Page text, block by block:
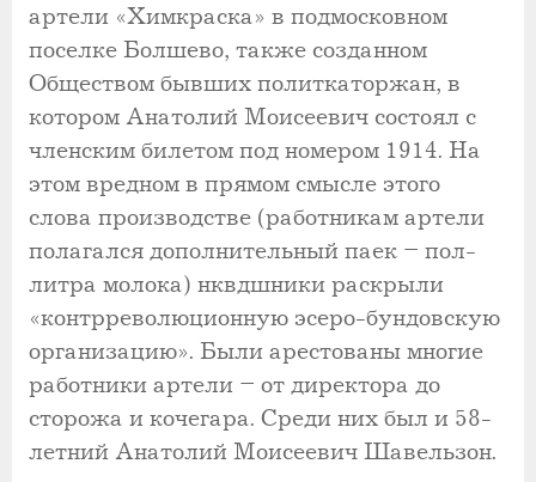
артели «Химкраска» в подмосковном
поселке Болшево, также созданном
Обществом бывших политкаторжан, в
котором Анатолий Моисеевич состоял с
членским билетом под номером 1914. На
этом вредном в прямом смысле этого
слова производстве (работникам артели
полагался дополнительный паек – пол-
литра молока) нквдшники раскрыли
«контрреволюционную эсеро-бундовскую
организацию». Были арестованы многие
работники артели – от директора до
сторожа и кочегара. Среди них был и 58-
летний Анатолий Моисеевич Шавельзон.